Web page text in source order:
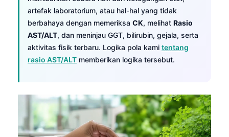
artefak laboratorium, atau hal-hal yang tidak
berbahaya dengan memeriksa CK, melihat Rasio
AST/ALT, dan meninjau GGT, bilirubin, gejala, serta
aktivitas fisik terbaru. Logika pola kami tentang
rasio AST/ALT memberikan logika tersebut.